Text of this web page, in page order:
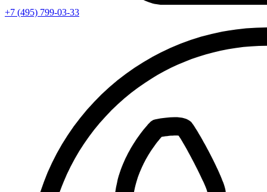
+7 (495) 799-03-33